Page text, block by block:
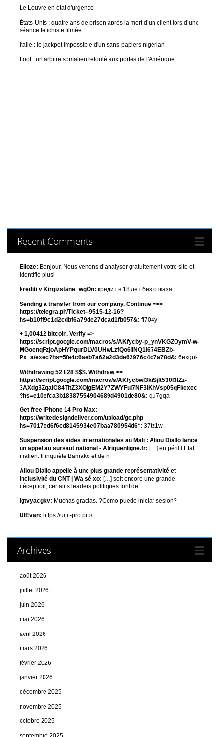
Le Louvre en état d'urgence
États-Unis : quatre ans de prison après la mort d’un client lors d’une
séance fétichiste filmée
Italie : le jackpot impossible d'un sans-papiers nigérian
Foot : un arbitre somalien refoulé aux portes de l'Amérique
Recent Comments
Elioze: Bonjour, Nous venons d’analyser gratuitement votre site et
identifié plusi
krediti v Kirgizstane_wgOn: кредит в 18 лет без отказа
Sending a transfer from our company. Continue =>>
https://telegra.ph/Ticket--9515-12-16?
hs=b10ff9c1d2cdbf6a79de27dcad1fb057&: fi704y
+ 1,00412 bitсоin. Verify =>
https://script.google.com/macros/s/AKfycby-p_ynVKGZOymV-w-
MGoenqFzjoApHYPqurDLV0UHwLzfQo6ilNQ1l674EBZb-
Px_a/exec?hs=5fe4c6aeb7a62a2d3de62976c4c7a78d&: 6exguk
Withdrawing 52 828 $$$. Withdrаw >>
https://script.google.com/macros/s/AKfycbwl3kiSjlt530I3lZz-
3AXdg3ZqalC84TltZ3XOjgEM2Y7ZWYFui7NF3iKhVsp05qFl/exec
?hs=e10efca3b18387554904689d4901de80&: qu7gqa
Get free iPhone 14 Pro Max:
https://writedesigndeliver.com/upload/go.php
hs=7017ed6f6cd8145934e07baa780954d6*: 37tz1w
Suspension des aides internationales au Mali : Aliou Diallo lance
un appel au sursaut national - Afriquenligne.fr: […] en péril l’Etat
malien. Il inquiète Bamako et de n
Aliou Diallo appelle à une plus grande représentativité et
inclusivité du CNT | Wa sé xo: […] soit encore une grande
déception, certains leaders politiques font de
lgtvyacgkv: Muchas gracias. ?Como puedo iniciar sesion?
UIEvan: https://unit-pro.pro/
Archives
août 2026
juillet 2026
juin 2026
mai 2026
avril 2026
mars 2026
février 2026
janvier 2026
décembre 2025
novembre 2025
octobre 2025
septembre 2025